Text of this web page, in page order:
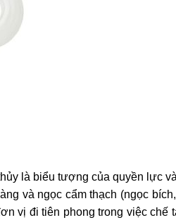
là biểu tượng của quyền lực
và ngọc cẩm thạch (ngọc
vị đi tiên phong trong việc